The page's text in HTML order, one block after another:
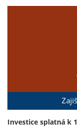
Investice splatná k